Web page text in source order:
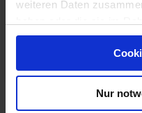
weiteren Daten
gesammelt haben.
Nur
1 Angebot